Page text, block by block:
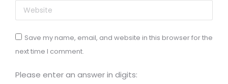
Website
Save my name, email, and website in this browser for the
next time I comment.
Please enter an answer in digits: